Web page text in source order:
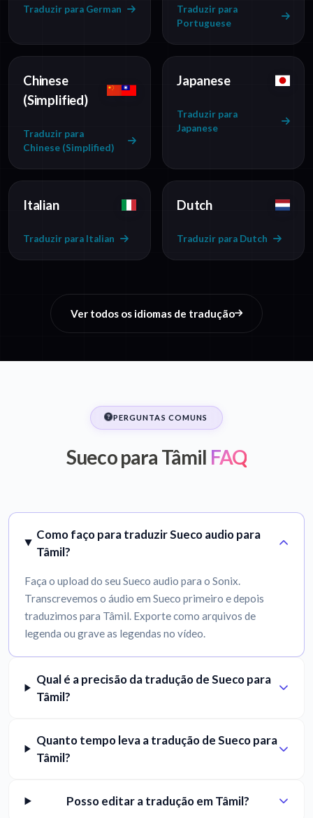
Traduzir para German
Traduzir para
Portuguese
Chinese
(Simplified)
Traduzir para
Chinese (Simplified)
Japanese
Traduzir para
Japanese
Italian
Traduzir para Italian
Dutch
Traduzir para Dutch
Ver todos os idiomas de tradução
PERGUNTAS COMUNS
Sueco para Tâmil FAQ
Como faço para traduzir Sueco audio para
Tâmil?
Faça o upload do seu Sueco audio para o Sonix.
Transcrevemos o áudio em Sueco primeiro e depois
traduzimos para Tâmil. Exporte como arquivos de
legenda ou grave as legendas no vídeo.
Qual é a precisão da tradução de Sueco para
Tâmil?
Quanto tempo leva a tradução de Sueco para
Tâmil?
Posso editar a tradução em Tâmil?